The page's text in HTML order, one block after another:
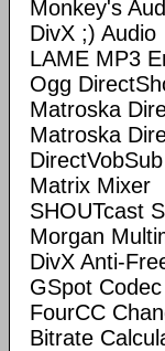
Monkey's
DivX ;) Audio
LAME MP3
Ogg
Matroska
Matroska
Matrix Mixer
SHOUTcast
Morgan
DivX Anti-
GSpot
FourCC
Bitrate